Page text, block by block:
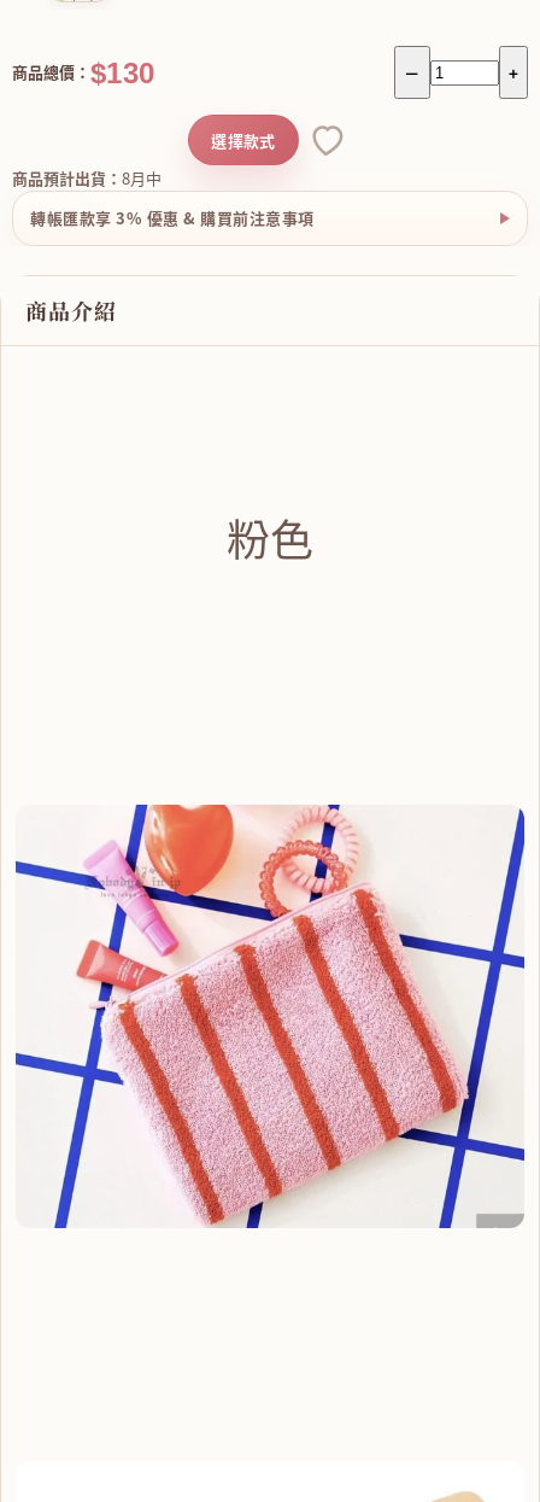
－ +
商品總價： $130
商品預計出貨： 8月中
選擇款式
轉帳匯款享 3% 優惠 & 購買前注意事項
商品介紹
粉色